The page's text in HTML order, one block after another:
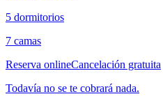
5 dormitorios
7 camas
Reserva onlineCancelación gratuita
Todavía no se te cobrará nada.